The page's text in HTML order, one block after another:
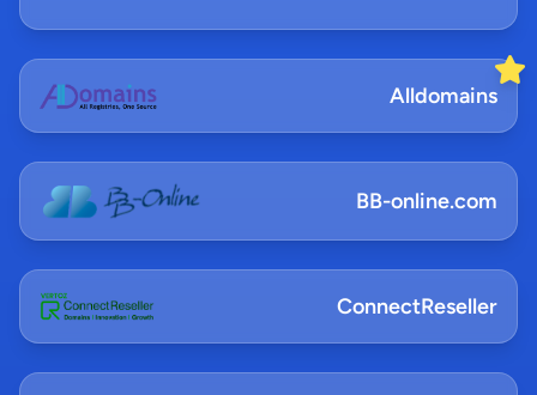
Alldomains
BB-online.com
ConnectReseller